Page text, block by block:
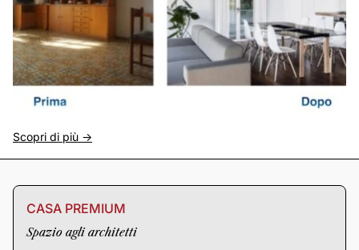
Scopri di più ->
CASA PREMIUM
Spazio agli architetti